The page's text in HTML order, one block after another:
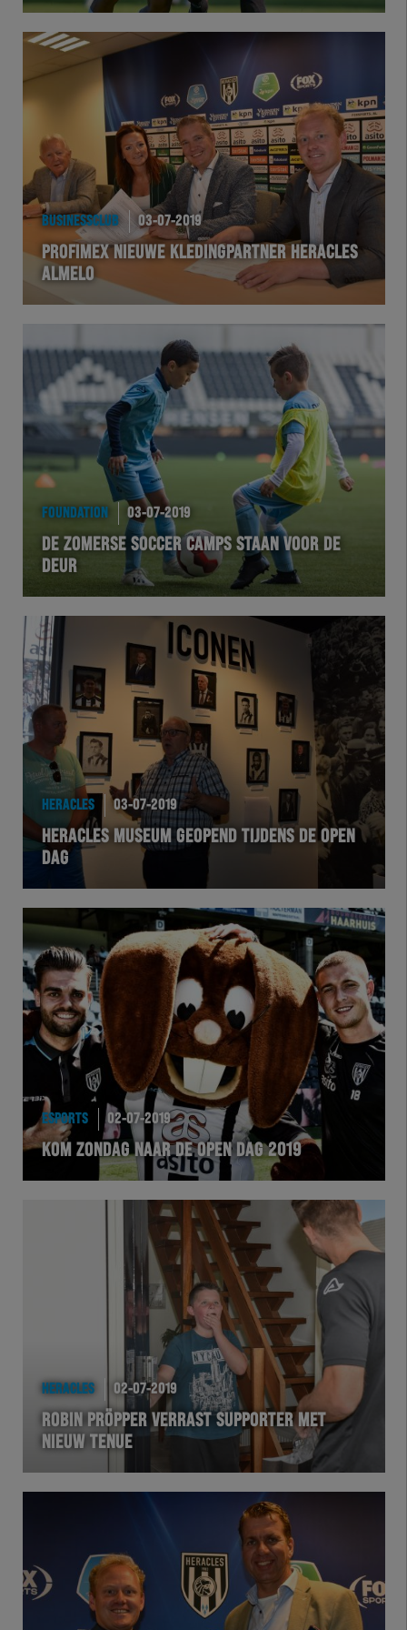
Herakids
Team Zwart Wit
Futsal
eSports
Academie
BUSINESSCLUB 03-07-2019
PROFIMEX NIEUWE KLEDINGPARTNER HERACLES
ALMELO
FOUNDATION 03-07-2019
DE ZOMERSE SOCCER CAMPS STAAN VOOR DE
DEUR
HERACLES 03-07-2019
HERACLES MUSEUM GEOPEND TIJDENS DE OPEN
DAG
ESPORTS 02-07-2019
KOM ZONDAG NAAR DE OPEN DAG 2019
HERACLES 02-07-2019
ROBIN PRÖPPER VERRAST SUPPORTER MET
NIEUW TENUE